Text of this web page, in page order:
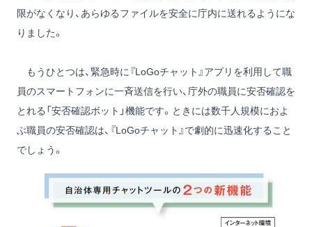
限がなくなり、あらゆるファイルを安全に庁内に送れるようにな
りました。
もうひとつは、緊急時に『LoGoチャット』アプリを利用して職
員のスマートフォンに一斉送信を行い、庁外の職員に安否確認を
とれる「安否確認ボット」機能です。ときには数千人規模におよ
ぶ職員の安否確認は、『LoGoチャット』で劇的に迅速化すること
でしょう。